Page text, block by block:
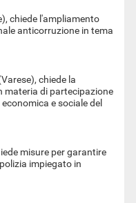
chiede l'ampliamento
anticorruzione in tema
chiede la
materia di partecipazione
e sociale del
misure per garantire
impiegato in